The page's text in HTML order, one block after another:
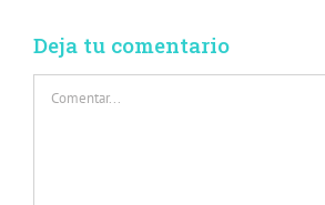
Deja tu comentario